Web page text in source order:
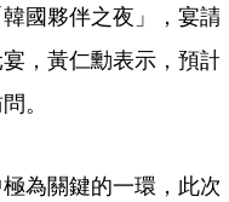
國夥伴之夜」，宴請
，黃仁勳表示，預計
。
為關鍵的一環，此次